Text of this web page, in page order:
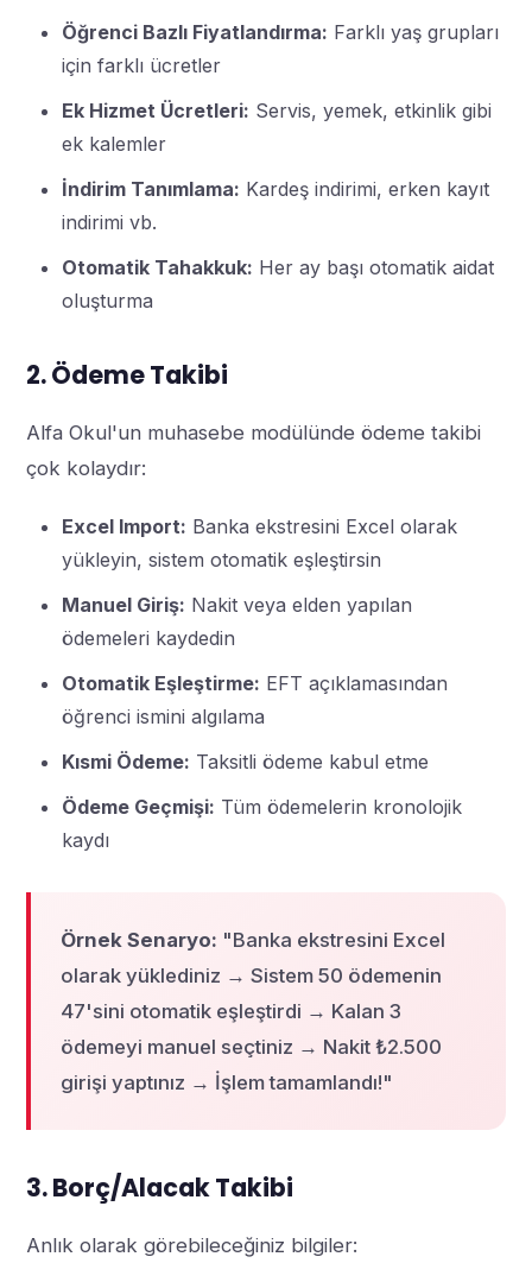
Öğrenci Bazlı Fiyatlandırma: Farklı yaş grupları
için farklı ücretler
Ek Hizmet Ücretleri: Servis, yemek, etkinlik gibi
ek kalemler
İndirim Tanımlama: Kardeş indirimi, erken kayıt
indirimi vb.
Otomatik Tahakkuk: Her ay başı otomatik aidat
oluşturma
2. Ödeme Takibi
Alfa Okul'un muhasebe modülünde ödeme takibi
çok kolaydır:
Excel Import: Banka ekstresini Excel olarak
yükleyin, sistem otomatik eşleştirsin
Manuel Giriş: Nakit veya elden yapılan
ödemeleri kaydedin
Otomatik Eşleştirme: EFT açıklamasından
öğrenci ismini algılama
Kısmi Ödeme: Taksitli ödeme kabul etme
Ödeme Geçmişi: Tüm ödemelerin kronolojik
kaydı
Örnek Senaryo: "Banka ekstresini Excel
olarak yüklediniz → Sistem 50 ödemenin
47'sini otomatik eşleştirdi → Kalan 3
ödemeyi manuel seçtiniz → Nakit ₺2.500
girişi yaptınız → İşlem tamamlandı!"
3. Borç/Alacak Takibi
Anlık olarak görebileceğiniz bilgiler: